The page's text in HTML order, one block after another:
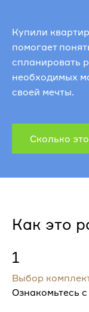
Купили
помогает
спланировать
необходимых
своей мечты.
Сколько
Как это
1
Выбор
Ознакомьтесь